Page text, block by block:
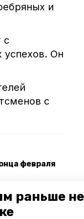
раньше
и
с
Он
с
февраля